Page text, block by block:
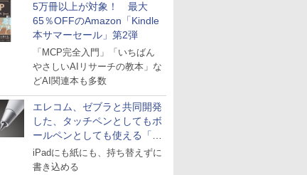
5万冊以上が対象！ 最大
65％OFFのAmazon「Kindle
本サマーセール」第2弾
「MCP完全入門」「いちばん
やさしいAIリサーチの教本」な
どAI関連本も多数
エレコム、ゼブラと共同開発
した、タッチペンとしてもボ
ールペンとしても使える「ス
タイラスツーウェイ」発売
iPadにも紙にも、持ち替えずに
書き込める